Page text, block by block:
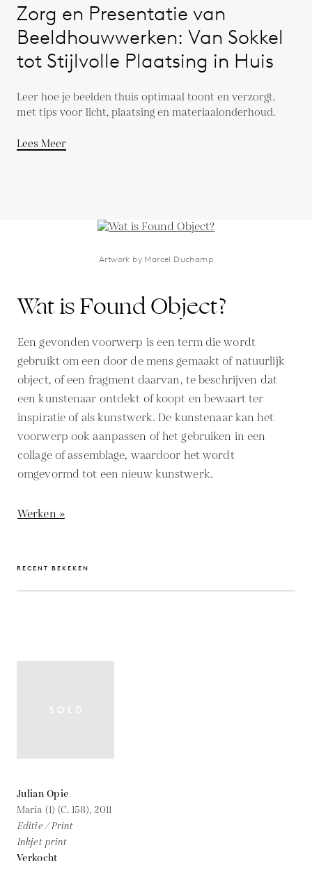
Zorg en Presentatie van
Beeldhouwwerken: Van Sokkel
tot Stijlvolle Plaatsing in Huis
Leer hoe je beelden thuis optimaal toont en verzorgt,
met tips voor licht, plaatsing en materiaalonderhoud.
Lees Meer
Artwork by Marcel Duchamp
Wat is Found Object?
Een gevonden voorwerp is een term die wordt
gebruikt om een door de mens gemaakt of natuurlijk
object, of een fragment daarvan, te beschrijven dat
een kunstenaar ontdekt of koopt en bewaart ter
inspiratie of als kunstwerk. De kunstenaar kan het
voorwerp ook aanpassen of het gebruiken in een
collage of assemblage, waardoor het wordt
omgevormd tot een nieuw kunstwerk.
Werken »
RECENT BEKEKEN
Julian Opie
Maria (1) (C. 158), 2011
Editie / Print
Inkjet print
Verkocht